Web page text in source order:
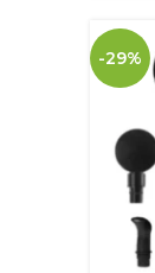
-29%